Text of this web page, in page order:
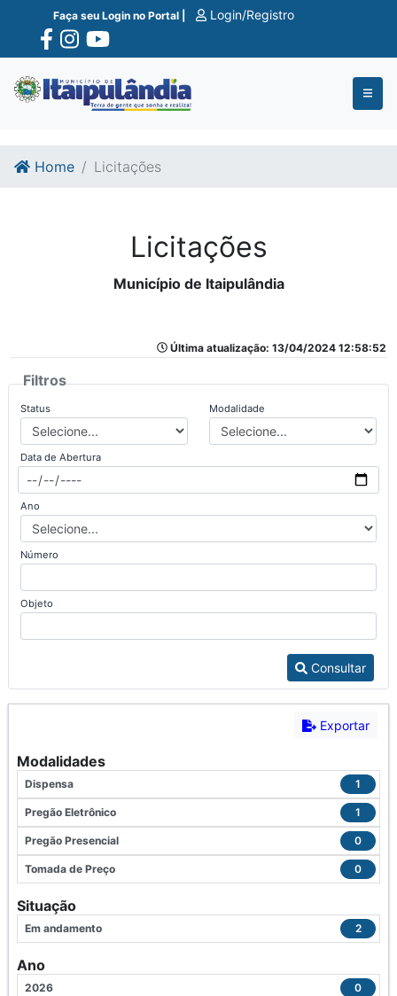
Ir para o conte�do
Ir para o fim do conte�do
Faça seu Login no Portal | Login/Registro
Home Licitações
Licitações
Município de Itaipulândia
Última atualização: 13/04/2024 12:58:52
Filtros
Status Modalidade
Data de Abertura
Ano
Número
Objeto
Consultar
Exportar
Modalidades
Dispensa 1
Pregão Eletrônico 1
Pregão Presencial 0
Tomada de Preço 0
Situação
Em andamento 2
Ano
2026 0